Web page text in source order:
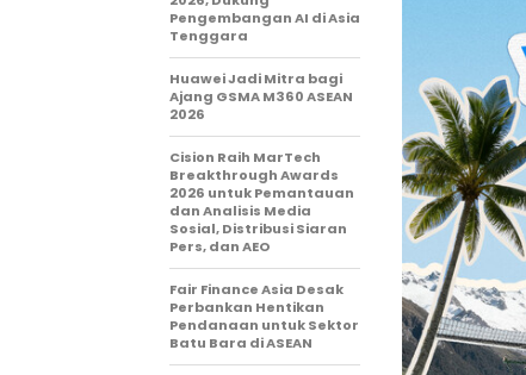
Pengembangan AI di Asia
Tenggara
Huawei Jadi Mitra bagi
Ajang GSMA M360 ASEAN
2026
Cision Raih MarTech
Breakthrough Awards
2026 untuk Pemantauan
dan Analisis Media
Sosial, Distribusi Siaran
Pers, dan AEO
Fair Finance Asia Desak
Perbankan Hentikan
Pendanaan untuk Sektor
Batu Bara di ASEAN